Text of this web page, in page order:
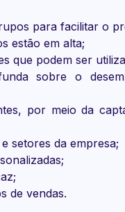
para facilitar o
estão em alta;
que podem ser
sobre o
por meio da
setores da empresa;
de vendas.